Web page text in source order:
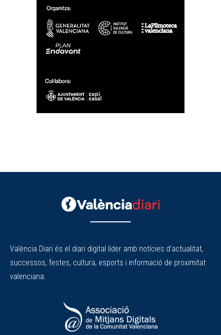
València Diari és el diari digital líder amb notícies d'actualitat,
successos, festes, cultura, esports i informació de proximitat
valenciana.